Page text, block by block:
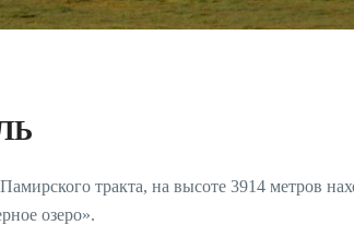
тракта, на высоте 3914 метров
озеро».